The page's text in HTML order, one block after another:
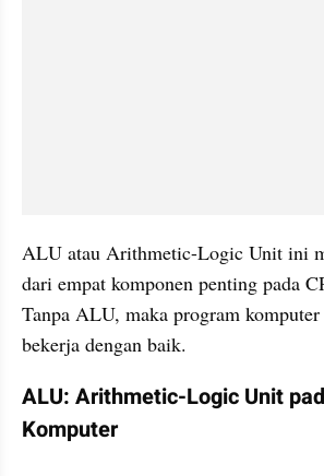
ALU atau Arithmetic-Logic Unit ini
dari empat komponen penting pada
Tanpa ALU, maka program
bekerja dengan baik.
ALU: Arithmetic-Logic Unit
Komputer